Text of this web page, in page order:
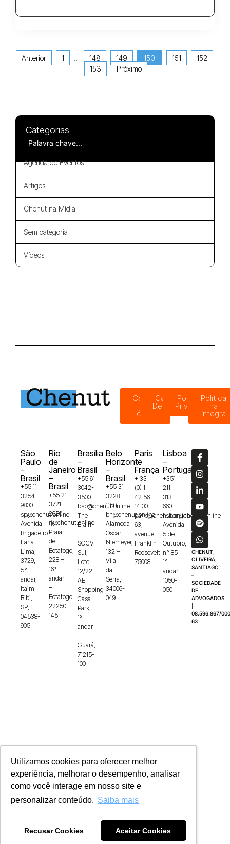
Utilizamos cookies para oferecer melhor
experiência, melhorar o desempenho, analisar
como você interage em nosso site e
personalizar conteúdo. Saiba mais
Recusar Cookies Aceitar Cookies
Anterior 1 148 149 150 151
152
153
Próximo
Categorias
Agenda de Eventos
Artigos
Chenut na Mídia
Sem categoria
Vídeos
Código
ética
Canal de
Denúncias
Política de
Privacidade
Política
na
íntegra
São
Paulo
-
Brasil
+55 11
3254-
9800
sp@chenut.online
Avenida
Brigadeiro
Faria
Lima,
3729,
5°
andar,
Itaim
Bibi,
SP,
04538-
905
Rio
de
Janeiro
–
Brasil
+55 21
3721-
2650
rj@chenut.online
Praia
de
Botafogo,
228 –
16º
andar
–
Botafogo
22250-
145
Brasília
–
Brasil
+55 61
3042-
3500
bsb@chenut.online
The
Brain
–
SGCV
Sul,
Lote
12/22
AE
Shopping
Casa
Park,
1º
andar
–
Guará,
71215-
100
Belo
Horizonte
–
Brasil
+55 31
3228-
1150
bh@chenut.online
Alameda
Oscar
Niemeyer,
132 –
Vila
da
Serra,
34006-
049
Paris
–
França
+ 33
(0) 1
42 56
14 00
paris@chenut.online
63,
avenue
Franklin
Roosevelt
75008
Lisboa
–
Portugal
+351
211
313
660
lisboa@chenut.online
Avenida
5 de
Outubro,
n° 85
1°
andar
1050-
050
CHENUT,
OLIVEIRA,
SANTIAGO
–
SOCIEDADE
DE
ADVOGADOS
08.596.867/
63